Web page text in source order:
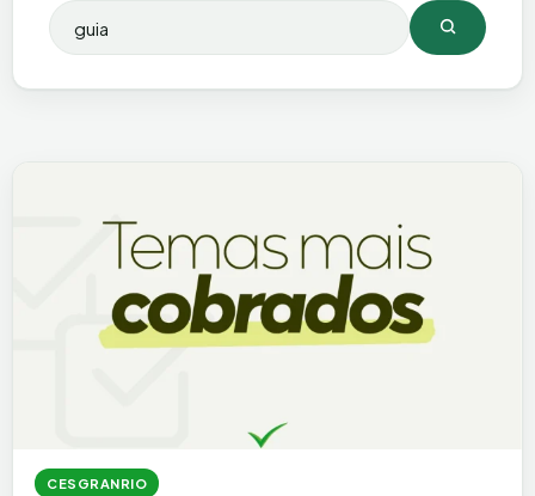
Buscar por:
Buscar
CESGRANRIO